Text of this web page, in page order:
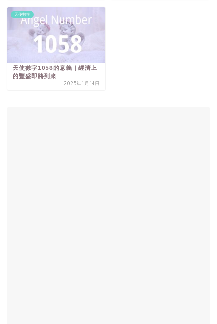
天使數字
天使數字1058的意義｜經濟上
的豐盛即將到來
2025年1月14日